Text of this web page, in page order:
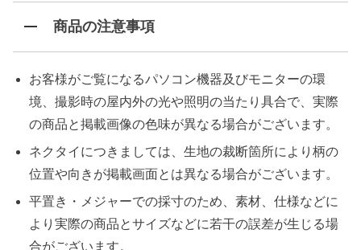
商品の注意事項
お客様がご覧になるパソコン機器及びモニターの環
境、撮影時の屋内外の光や照明の当たり具合で、実際
の商品と掲載画像の色味が異なる場合がございます。
ネクタイにつきましては、生地の裁断箇所により柄の
位置や向きが掲載画面とは異なる場合がございます。
平置き・メジャーでの採寸のため、素材、仕様などに
より実際の商品とサイズなどに若干の誤差が生じる場
合がございます。